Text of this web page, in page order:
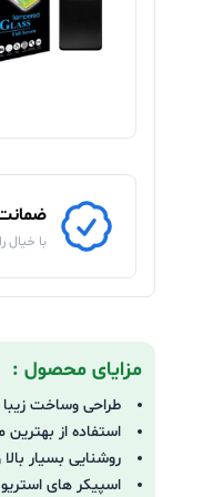
با خیال
مزایای محصول :
طراحی وساخت زیبا
استفاده از بهترین
روشنایی بسیار بالا و
اسپیکر های